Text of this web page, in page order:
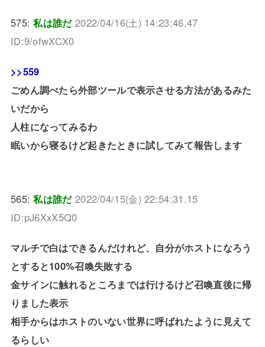
575:私は誰だ 2022/04/16(土) 14:23:46.47
ID:9/ofwXCX0
>>559
ごめん調べたら外部ツールで表示させる方法があるみた
いだから
人柱になってみるわ
眠いから寝るけど起きたときに試してみて報告します
565:私は誰だ 2022/04/15(金) 22:54:31.15
ID:pJ6XxX5Q0
マルチで白はできるんだけれど、自分がホストになろう
とすると100%召喚失敗する
金サインに触れるところまでは行けるけど召喚直後に帰
りました表示
相手からはホストのいない世界に呼ばれたように見えて
るらしい